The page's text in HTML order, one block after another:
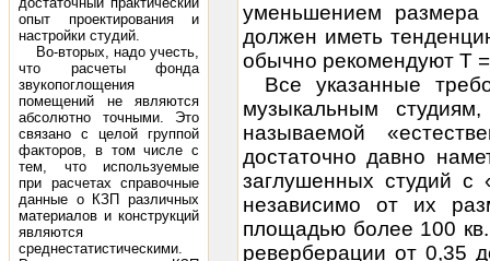
опыт проектирования и
настройки студий.
Во-вторых, надо учесть,
что расчеты фонда
звукопоглощения
помещений не являются
абсолютно точными. Это
связано с целой группой
факторов, в том числе с
тем, что используемые
при расчетах справочные
данные о КЗП различных
материалов и конструкций
являются
среднестатистическими.
уменьшением размера
должен иметь
обычно рекомендуют Т
Все указанные
музыкальным
называемой
достаточно давно
заглушенных студий с
независимо от их
площадью более 100
реверберации от 0,35